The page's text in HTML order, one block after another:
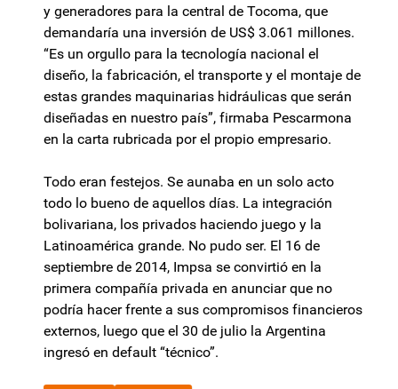
y generadores para la central de Tocoma, que
demandaría una inversión de US$ 3.061 millones.
“Es un orgullo para la tecnología nacional el
diseño, la fabricación, el transporte y el montaje de
estas grandes maquinarias hidráulicas que serán
diseñadas en nuestro país”, firmaba Pescarmona
en la carta rubricada por el propio empresario.
Todo eran festejos. Se aunaba en un solo acto
todo lo bueno de aquellos días. La integración
bolivariana, los privados haciendo juego y la
Latinoamérica grande. No pudo ser. El 16 de
septiembre de 2014, Impsa se convirtió en la
primera compañía privada en anunciar que no
podría hacer frente a sus compromisos financieros
externos, luego que el 30 de julio la Argentina
ingresó en default “técnico”.